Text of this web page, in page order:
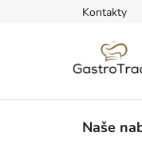
Kontakty
Naše